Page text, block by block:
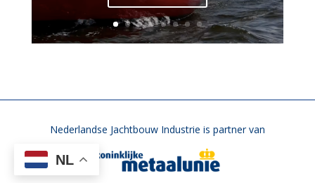
Nederlandse Jachtbouw Industrie is partner van
NL